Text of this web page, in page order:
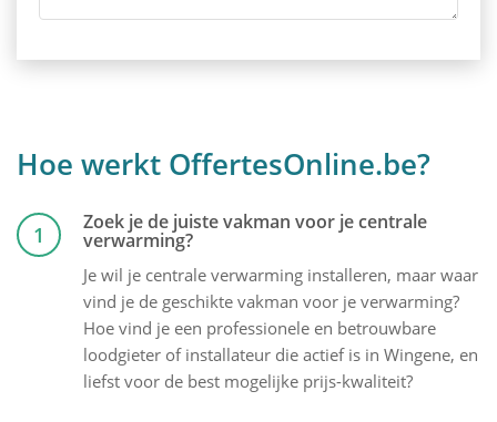
Hoe werkt OffertesOnline.be?
1 Zoek je de juiste vakman voor je centrale
verwarming?
Je wil je centrale verwarming installeren, maar waar
vind je de geschikte vakman voor je verwarming?
Hoe vind je een professionele en betrouwbare
loodgieter of installateur die actief is in Wingene, en
liefst voor de best mogelijke prijs-kwaliteit?